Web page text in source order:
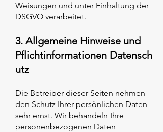
Weisungen und unter Einhaltung der
DSGVO verarbeitet.
3. Allgemeine Hinweise und
Pflichtinformationen Datensch
utz
Die Betreiber dieser Seiten nehmen
den Schutz Ihrer persönlichen Daten
sehr ernst. Wir behandeln Ihre
personenbezogenen Daten